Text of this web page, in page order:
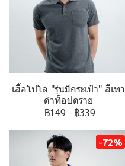
เสื้อโปโล "รุ่นมีกระเป๋า" สีเทา
ดำท็อปดราย
฿149 - ฿339
-72%